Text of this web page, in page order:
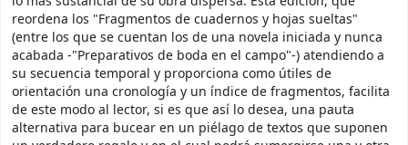
reordena los "Fragmentos de cuadernos y hojas sueltas"
(entre los que se cuentan los de una novela iniciada y nunca
acabada -"Preparativos de boda en el campo"-) atendiendo a
su secuencia temporal y proporciona como útiles de
orientación una cronología y un índice de fragmentos, facilita
de este modo al lector, si es que así lo desea, una pauta
alternativa para bucear en un piélago de textos que suponen